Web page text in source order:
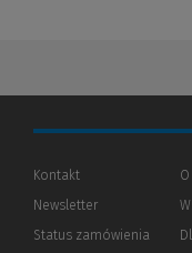
Kontakt
Newsletter
Status zamówienia